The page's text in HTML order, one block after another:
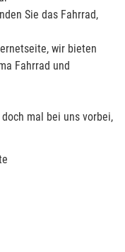
Sie das Fahrrad,
wir bieten
Fahrrad und
mal bei uns vorbei,